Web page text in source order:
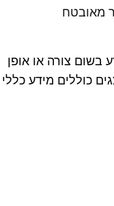
בשום צורה או אופן
כוללים מידע כללי